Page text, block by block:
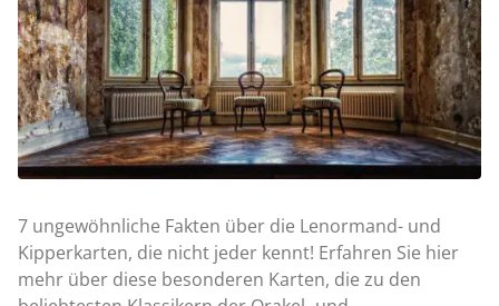
7 ungewöhnliche Fakten über die Lenormand- und
Kipperkarten, die nicht jeder kennt! Erfahren Sie hier
mehr über diese besonderen Karten, die zu den